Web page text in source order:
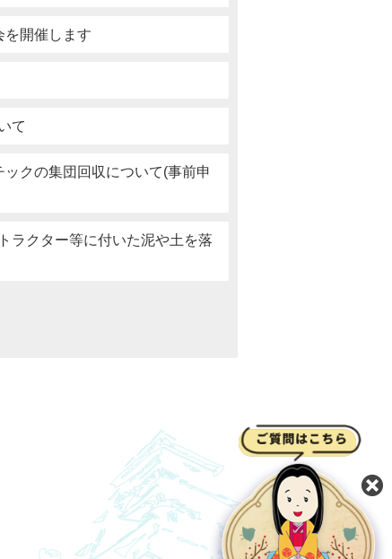
を開催します
て
クの集団回収について(事前申
ラクター等に付いた泥や土を落